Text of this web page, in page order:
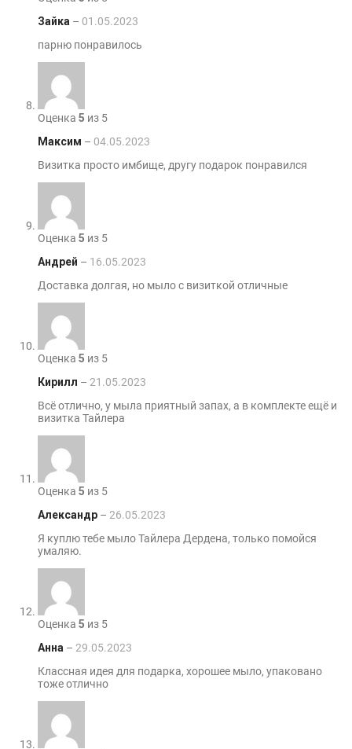
Зайка – 01.05.2023
парню понравилось
Оценка 5 из 5
Максим – 04.05.2023
Визитка просто имбище, другу подарок понравился
Оценка 5 из 5
Андрей – 16.05.2023
Доставка долгая, но мыло с визиткой отличные
Оценка 5 из 5
Кирилл – 21.05.2023
Всё отлично, у мыла приятный запах, а в комплекте ещё и
визитка Тайлера
Оценка 5 из 5
Александр – 26.05.2023
Я куплю тебе мыло Тайлера Дердена, только помойся
умаляю.
Оценка 5 из 5
Анна – 29.05.2023
Классная идея для подарка, хорошее мыло, упаковано
тоже отлично